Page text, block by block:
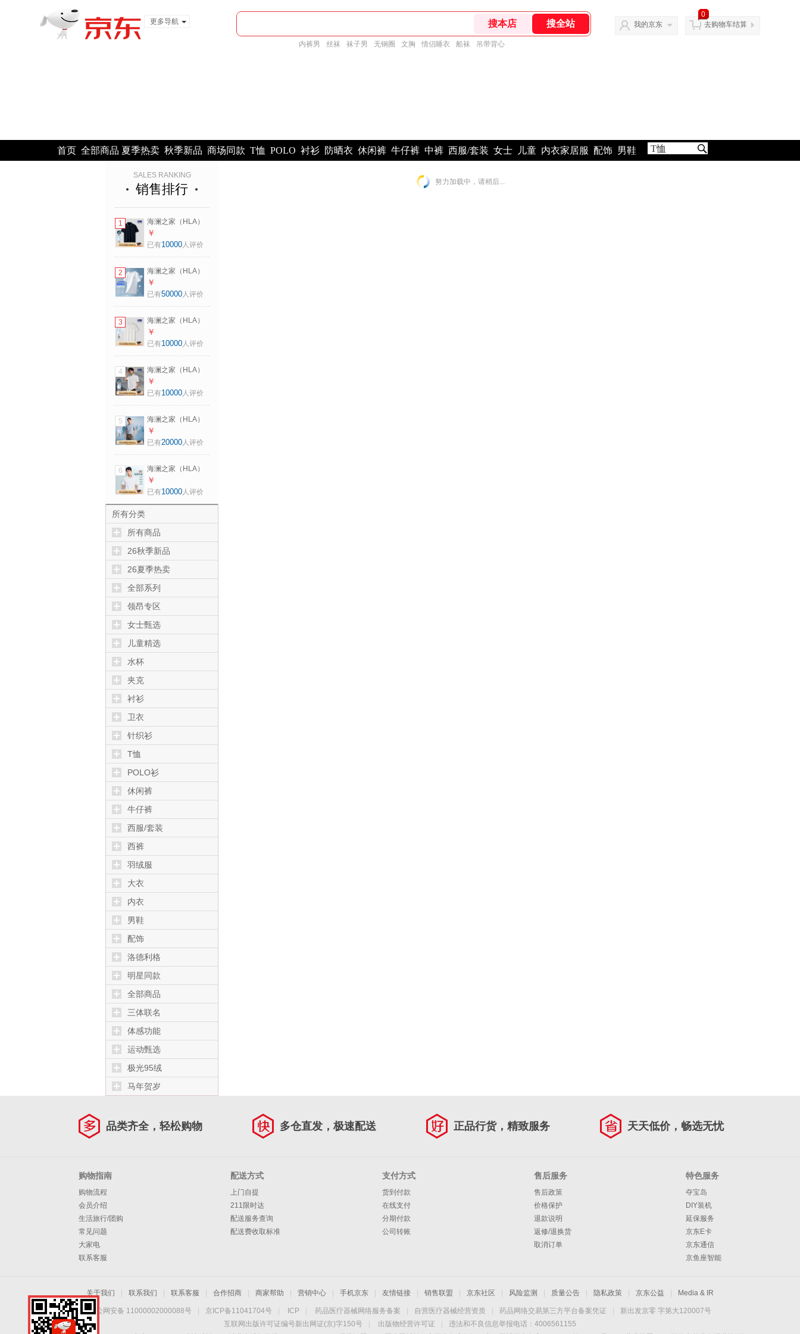
更多导航
内裤男 丝袜 袜子男 无钢圈 文胸 情侣睡衣 船袜 吊带背心
我的京东
0
去购物车结算
首页 全部商品 夏季热卖 秋季新品 商场同款 T恤 POLO 衬衫 防晒衣 休闲裤 牛仔裤 中裤 西服/套装 女士 儿童 内衣家居服 配饰 男鞋
SALES RANKING
销售排行
1
海澜之家（HLA）
短袖POLO衫男山不
在高系列短袖男夏
180/96A 推荐
151~164斤
￥
已有10000人评价
2
海澜之家（HLA）
短袖T恤男冰爽棉撞
色圆领凉感短袖男
75kg
￥
已有50000人评价
3
海澜之家（HLA）
POLO衫男马年凉感
马上好运短袖男夏
170/88A 推荐
125~136斤
￥
已有10000人评价
4
海澜之家（HLA）
短袖POLO衫男山不
在高系列短袖男夏
175/92A 推荐
137~150斤
￥
已有10000人评价
5
海澜之家（HLA）
短袖T恤男敦煌系列
凉感绣花马踏祥云
175/92A 推荐
137~150斤
￥
已有20000人评价
6
海澜之家（HLA）
短袖衬衫男轻商务
衫及系列正装衬衣
175/92A 推荐
137~148斤
￥
已有10000人评价
所有分类
所有商品
26秋季新品
26夏季热卖
全部系列
领昂专区
女士甄选
儿童精选
水杯
夹克
衬衫
卫衣
针织衫
T恤
POLO衫
休闲裤
牛仔裤
西服/套装
西裤
羽绒服
大衣
内衣
男鞋
配饰
洛德利格
明星同款
全部商品
三体联名
体感功能
运动甄选
极光95绒
马年贺岁
努力加载中，请稍后...
品类齐全，轻松购物 多仓直发，极速配送 正品行货，精致服务 天天低价，畅选无忧
购物指南
购物流程
会员介绍
生活旅行/团购
常见问题
大家电
联系客服
配送方式
上门自提
211限时达
配送服务查询
配送费收取标准
支付方式
货到付款
在线支付
分期付款
公司转账
售后服务
售后政策
价格保护
退款说明
返修/退换货
取消订单
特色服务
夺宝岛
DIY装机
延保服务
京东E卡
京东通信
京鱼座智能
关于我们 联系我们 联系客服 合作招商 商家帮助 营销中心 手机京东 友情链接 销售联盟 京东社区 风险监测 质量公告 隐私政策 京东公益 Media & IR
京公网安备 11000002000088号 京ICP备11041704号 ICP 药品医疗器械网络服务备案 自营医疗器械经营资质 药品网络交易第三方平台备案凭证
新出发京零 字第大120007号
互联网出版许可证编号新出网证(京)字150号
出版物经营许可证
违法和不良信息举报电话：4006561155